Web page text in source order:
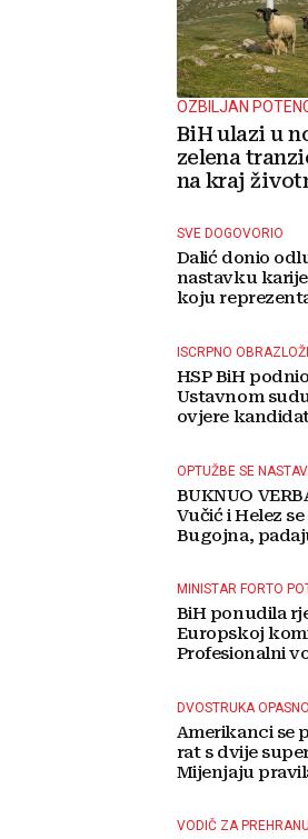
OZBILJAN
BiH ulazi u
zelena
na kraj
SVE DOGOVORIO
Dalić donio
nastavku
koju
ISCRPNO
HSP BiH
Ustavnom
ovjere
OPTUŽBE SE
BUKNUO
Vučić i Helez
Bugojna,
MINISTAR FORTO
BiH ponudila
Europskoj
Profesionalni
DVOSTRUKA
Amerikanci se
rat s dvije
Mijenjaju
VODIČ ZA